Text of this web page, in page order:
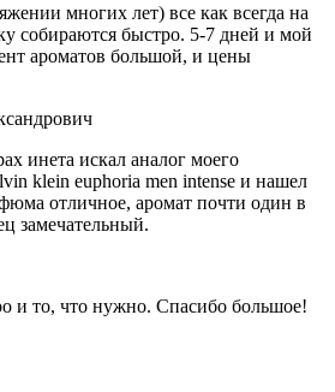
многих лет) все как всегда на
собираются быстро. 5-7 дней и мой
ароматов большой, и цены
инета искал аналог моего
klein euphoria men intense и нашел
отличное, аромат почти один в
замечательный.
и то, что нужно. Спасибо большое!